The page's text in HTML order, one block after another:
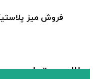
فروش میز
مطالب مرتبط ...